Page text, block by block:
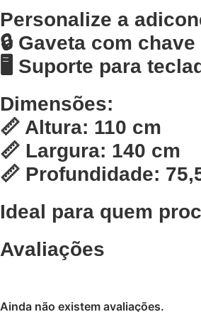
Personalize a
🔒 Gaveta com
🖥️ Suporte para
Dimensões:
📏 Altura: 110 cm
📏 Largura: 140 cm
📏 Profundidade:
Ideal para quem
Avaliações
Ainda não existem avaliações.